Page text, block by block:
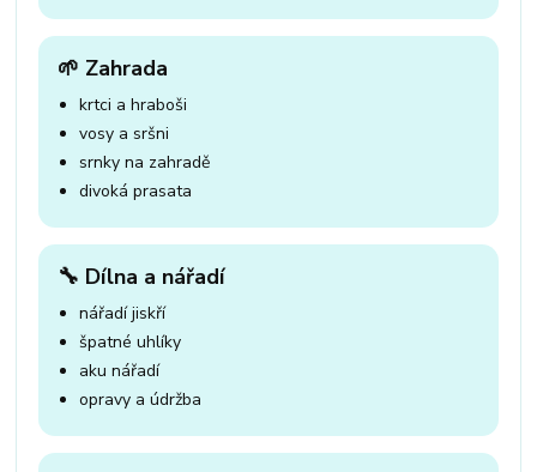
🌱 Zahrada
krtci a hraboši
vosy a sršni
srnky na zahradě
divoká prasata
🔧 Dílna a nářadí
nářadí jiskří
špatné uhlíky
aku nářadí
opravy a údržba